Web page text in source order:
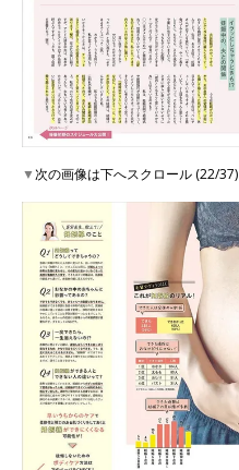
▼次の画像は下へスクロール (22/37)